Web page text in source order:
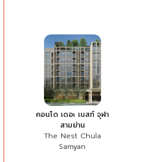
คอนโด เดอะ เนสท์ จุฬา
สามย่าน
The Nest Chula
Samyan